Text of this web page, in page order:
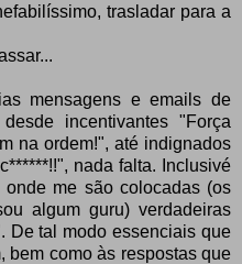
trasladar para a
mensagens e emails de
incentivantes "Força
na ordem!", até indignados
nada falta. Inclusivé
me são colocadas (os
algum guru) verdadeiras
De tal modo essenciais que
bem como às respostas que